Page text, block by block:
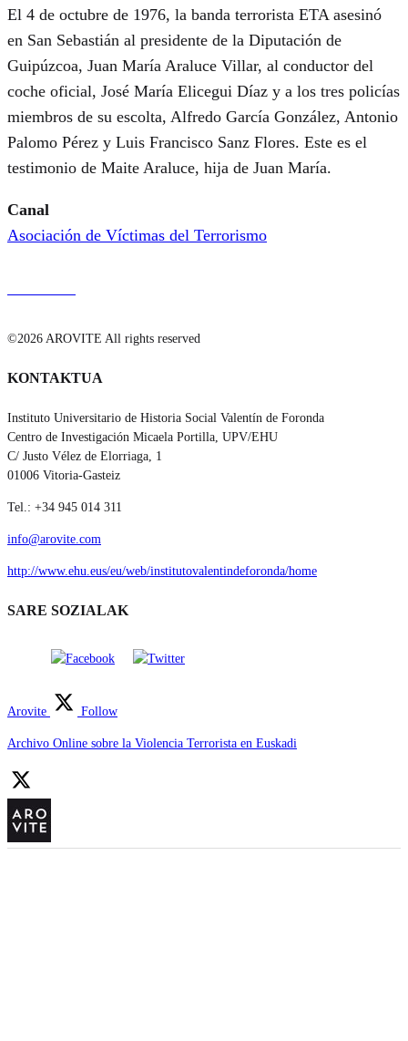
El 4 de octubre de 1976, la banda terrorista ETA asesinó
en San Sebastián al presidente de la Diputación de
Guipúzcoa, Juan María Araluce Villar, al conductor del
coche oficial, José María Elicegui Díaz y a los tres policías
miembros de su escolta, Alfredo García González, Antonio
Palomo Pérez y Luis Francisco Sanz Flores. Este es el
testimonio de Maite Araluce, hija de Juan María.
Canal
Asociación de Víctimas del Terrorismo
©2026 AROVITE All rights reserved
KONTAKTUA
Instituto Universitario de Historia Social Valentín de Foronda
Centro de Investigación Micaela Portilla, UPV/EHU
C/ Justo Vélez de Elorriaga, 1
01006 Vitoria-Gasteiz
Tel.: +34 945 014 311
info@arovite.com
http://www.ehu.eus/eu/web/institutovalentindeforonda/home
SARE SOZIALAK
Arovite Follow
Archivo Online sobre la Violencia Terrorista en Euskadi